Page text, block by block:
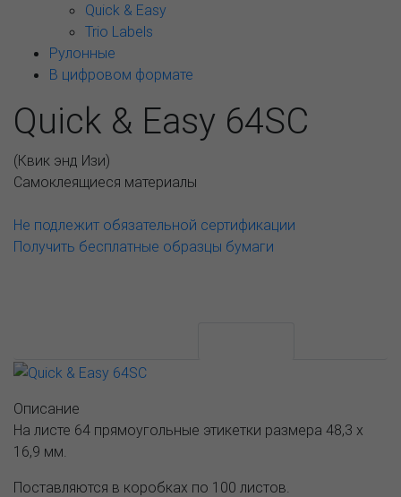
Quick & Easy
Trio Labels
Рулонные
В цифровом формате
Quick & Easy 64SC
(Квик энд Изи)
Самоклеящиеся материалы
Не подлежит обязательной сертификации
Получить бесплатные образцы бумаги
Описание
На листе 64 прямоугольные этикетки размера 48,3 х
16,9 мм.
Поставляются в коробках по 100 листов.